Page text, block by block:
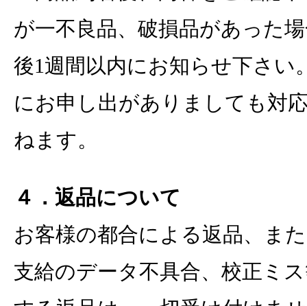
が一不良品、破損品があった
後1週間以内にお知らせ下さい
にお申し出がありましても対
ねます。
４．返品について
お客様の都合による返品、ま
支給のデータ不具合、校正ミ